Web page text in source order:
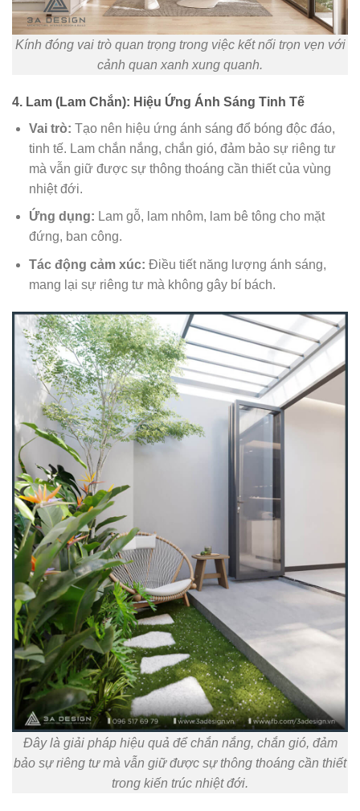
Kính đóng vai trò quan trọng trong việc kết nối trọn vẹn với
cảnh quan xanh xung quanh.
4. Lam (Lam Chắn): Hiệu Ứng Ánh Sáng Tinh Tế
Vai trò: Tạo nên hiệu ứng ánh sáng đổ bóng độc đáo,
tinh tế. Lam chắn nắng, chắn gió, đảm bảo sự riêng tư
mà vẫn giữ được sự thông thoáng cần thiết của vùng
nhiệt đới.
Ứng dụng: Lam gỗ, lam nhôm, lam bê tông cho mặt
đứng, ban công.
Tác động cảm xúc: Điều tiết năng lượng ánh sáng,
mang lại sự riêng tư mà không gây bí bách.
Đây là giải pháp hiệu quả để chắn nắng, chắn gió, đảm
bảo sự riêng tư mà vẫn giữ được sự thông thoáng cần thiết
trong kiến trúc nhiệt đới.